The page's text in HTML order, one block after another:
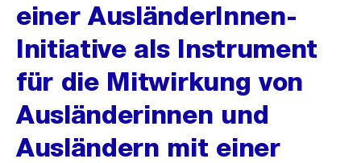
einer AusländerInnen-
Initiative als Instrument
für die Mitwirkung von
Ausländerinnen und
Ausländern mit einer